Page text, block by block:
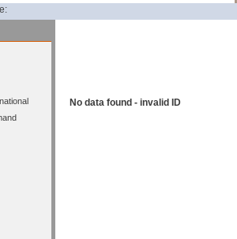
No data found - invalid ID